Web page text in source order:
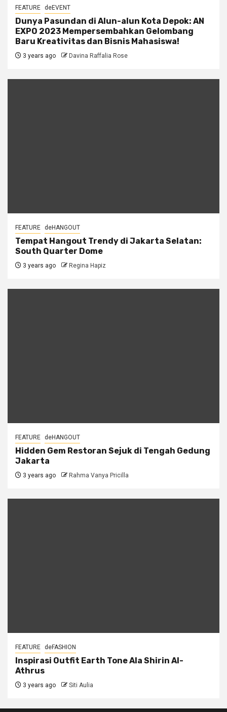
FEATURE deEVENT
Dunya Pasundan di Alun-alun Kota Depok: AN
EXPO 2023 Mempersembahkan Gelombang
Baru Kreativitas dan Bisnis Mahasiswa!
3 years ago Davina Raffalia Rose
FEATURE deHANGOUT
Tempat Hangout Trendy di Jakarta Selatan:
South Quarter Dome
3 years ago Regina Hapiz
FEATURE deHANGOUT
Hidden Gem Restoran Sejuk di Tengah Gedung
Jakarta
3 years ago Rahma Vanya Pricilla
FEATURE deFASHION
Inspirasi Outfit Earth Tone Ala Shirin Al-
Athrus
3 years ago Siti Aulia